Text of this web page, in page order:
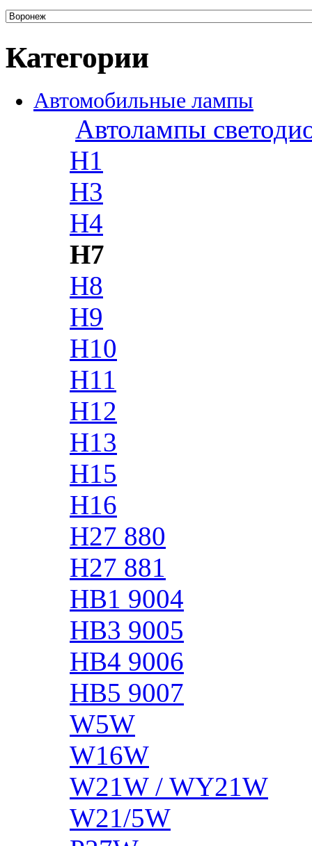
Категории
Автомобильные лампы
Автолампы
H1
H3
H4
H7
H8
H9
H10
H11
H12
H13
H15
H16
H27 880
H27 881
HB1 9004
HB3 9005
HB4 9006
HB5 9007
W5W
W16W
W21W / WY21W
W21/5W